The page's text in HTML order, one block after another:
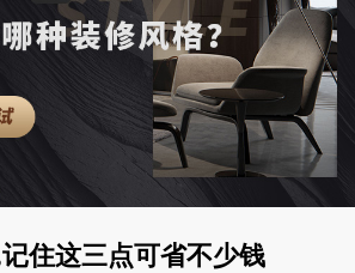
住这三点可省不少钱